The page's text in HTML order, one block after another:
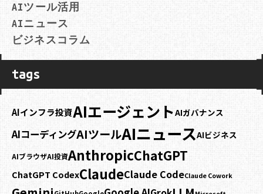
AIツール活用
AIニュース
ビジネスコラム
tags
AIインフラ投資AIエージェントAIガバナンス
AIコーディングAIツールAIニュースAIビジネス
AIブラウザAI投資AnthropicChatGPT
ChatGPT CodexClaudeClaude CodeClaude Cowork